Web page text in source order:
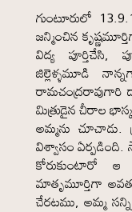
గుంటూరులో
జన్మించిన
విద్య పూర్తిచేసి,
జిల్లెళ్ళమూడి
రామచంద్రరావుగారి
మిత్రుడైన చీరాల
అమ్మను చూచాడు.
విశ్వాసం
కోరుకుంటారో ఆ
మాతృమూర్తిగా
చేరటము, అమ్మ